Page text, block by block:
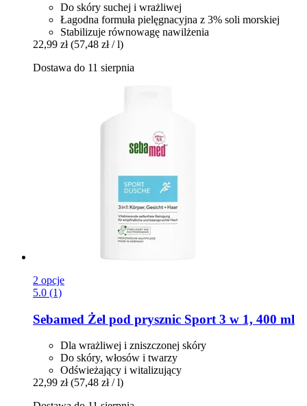
Do skóry suchej i wrażliwej
Łagodna formuła pielęgnacyjna z 3% soli morskiej
Stabilizuje równowagę nawilżenia
22,99 zł (57,48 zł / l)
Dostawa do 11 sierpnia
2 opcje
5.0 (1)
Sebamed Żel pod prysznic Sport 3 w 1, 400 ml
Dla wrażliwej i zniszczonej skóry
Do skóry, włosów i twarzy
Odświeżający i witalizujący
22,99 zł (57,48 zł / l)